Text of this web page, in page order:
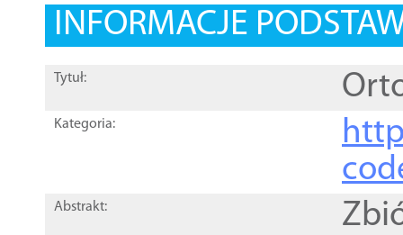
INFORMACJE
Tytuł:
Kategoria:
Abstrakt: